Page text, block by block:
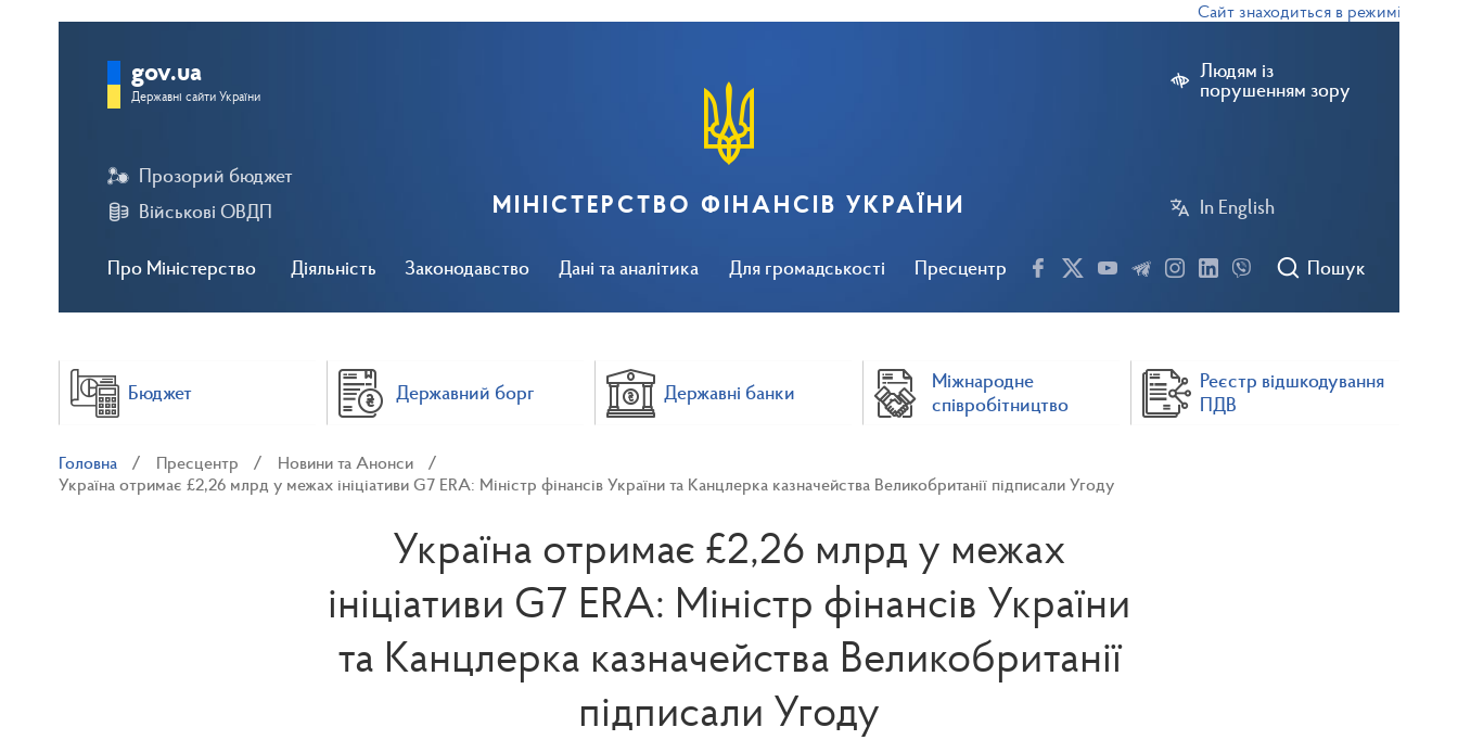
Сайт знаходиться в режимі тестової
Людям із
порушенням зору
In English
Про Міністерство Діяльність Законодавство Дані та аналітика Для громадськості Пресцентр
Прозорий бюджет
Військові ОВДП
Пошук
gov.ua
Державні сайти України
МІНІСТЕРСТВО ФІНАНСІВ УКРАЇНИ
Бюджет Державний борг Державні банки
Міжнародне
співробітництво
Реєстр відшкодування
ПДВ
Головна Пресцентр
Новини та Анонси
Україна отримає £2,26 млрд у межах ініціативи G7 ERA: Міністр фінансів України та Канцлерка казначейства Великобританії підписали Угоду
Україна отримає £2,26 млрд у межах
ініціативи G7 ERA: Міністр фінансів України
та Канцлерка казначейства Великобританії
підписали Угоду